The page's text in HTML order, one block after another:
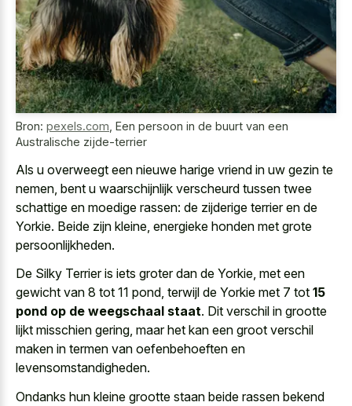
Bron: pexels.com Een persoon in de buurt van een
Australische zijde-terrier
Als u overweegt een nieuwe harige vriend in uw gezin te
nemen, bent u waarschijnlijk verscheurd tussen twee
schattige en moedige rassen: de zijderige terrier en de
Yorkie. Beide zijn kleine, energieke honden met grote
persoonlijkheden.
De Silky Terrier is iets groter dan de Yorkie, met een
gewicht van 8 tot 11 pond, terwijl de Yorkie met 7 tot 15
pond op de weegschaal staat. Dit verschil in grootte
lijkt misschien gering, maar het kan een groot verschil
maken in termen van oefenbehoeften en
levensomstandigheden.
Ondanks hun kleine grootte staan beide rassen bekend